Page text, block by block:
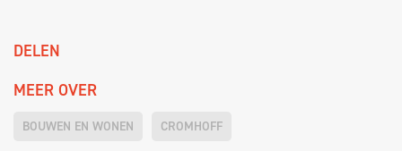
DELEN
MEER OVER
BOUWEN EN WONEN CROMHOFF